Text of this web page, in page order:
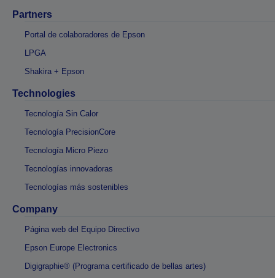
Partners
Portal de colaboradores de Epson
LPGA
Shakira + Epson
Technologies
Tecnología Sin Calor
Tecnología PrecisionCore
Tecnología Micro Piezo
Tecnologías innovadoras
Tecnologías más sostenibles
Company
Página web del Equipo Directivo
Epson Europe Electronics
Digigraphie® (Programa certificado de bellas artes)